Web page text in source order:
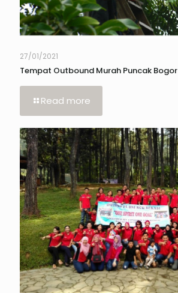
27/01/2021
Tempat Outbound Murah Puncak Bogor
Read more